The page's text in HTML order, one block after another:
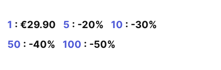
1 : €29.90 5 : -20% 10 : -30%
50 : -40% 100 : -50%